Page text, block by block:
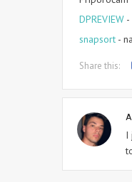
DPREVIEW
snapsort -
Share this:
I